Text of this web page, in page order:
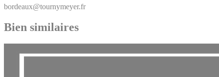
bordeaux@tournymeyer.fr
Bien similaires